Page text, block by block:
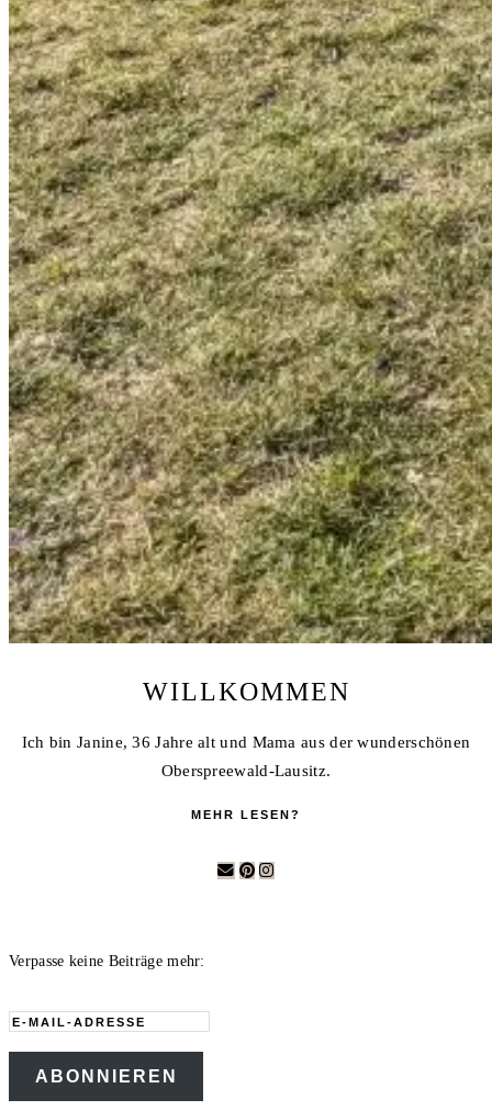
WILLKOMMEN
Ich bin Janine, 36 Jahre alt und Mama aus der wunderschönen
Oberspreewald-Lausitz.
MEHR LESEN?
Verpasse keine Beiträge mehr:
E-
Mail-
Adresse
ABONNIEREN